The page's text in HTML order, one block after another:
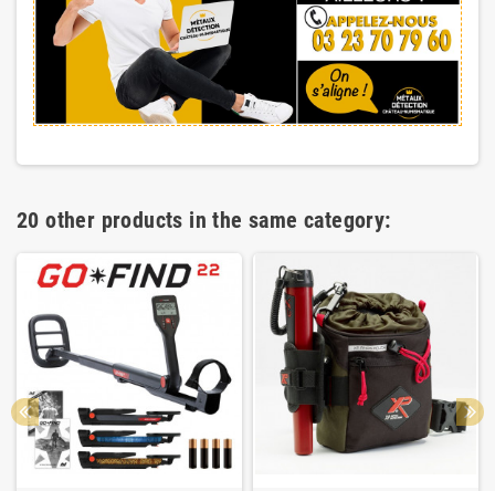
20 other products in the same category: